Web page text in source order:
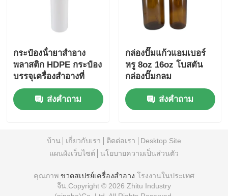
กระป๋องน้ํายาสําอาง
พลาสติก HDPE กระป๋อง
บรรจุเครื่องสําอางที่
สามารถปรับแต่งได้
ส่งคำถาม
กล่องปั๊มแก้วแอมเบอร์
หรู 8oz 16oz โบสตัน
กล่องปั๊มกลม
ส่งคำถาม
บ้าน เกี่ยวกับเรา ติดต่อเรา
Desktop Site
แผนผังเว็บไซต์
นโยบายความเป็นส่วนตัว
คุณภาพ ขวดสเปรย์เครื่องสำอาง โรงงานในประเทศ
จีน.Copyright © 2026 Zhitu Industry